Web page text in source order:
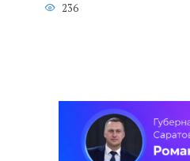
236